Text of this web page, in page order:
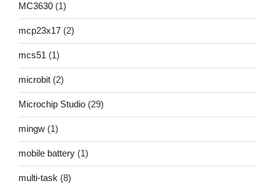
MC3630 (1)
mcp23x17 (2)
mcs51 (1)
microbit (2)
Microchip Studio (29)
mingw (1)
mobile battery (1)
multi-task (8)